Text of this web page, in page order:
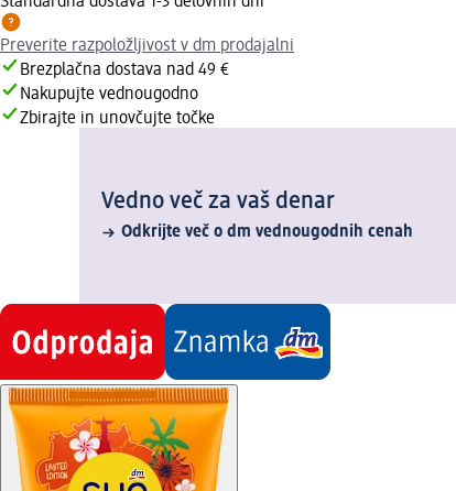
Preverite razpoložljivost v dm prodajalni
Brezplačna dostava nad 49 €
Nakupujte vednougodno
Zbirajte in unovčujte točke
Vedno več za vaš denar
Odkrijte več o dm vednougodnih cenah